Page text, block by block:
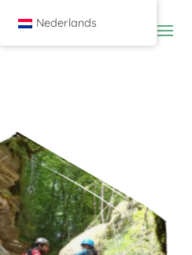
Nederlands